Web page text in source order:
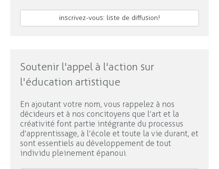
inscrivez-vous: liste de diffusion!
Soutenir l'appel à l'action sur
l'éducation artistique
En ajoutant votre nom, vous rappelez à nos
décideurs et à nos concitoyens que l’art et la
créativité font partie intégrante du processus
d’apprentissage, à l’école et toute la vie durant, et
sont essentiels au développement de tout
individu pleinement épanoui.